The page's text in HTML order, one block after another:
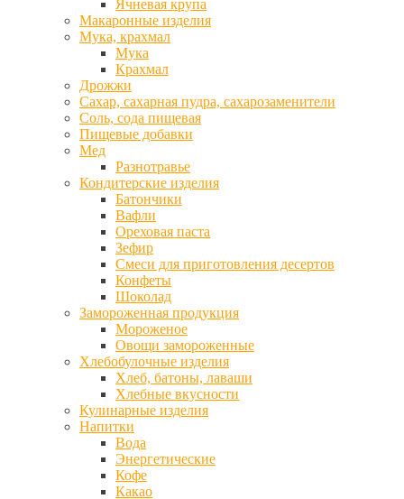
Ячневая крупа
Макаронные изделия
Мука, крахмал
Мука
Крахмал
Дрожжи
Сахар, сахарная пудра, сахарозаменители
Соль, сода пищевая
Пищевые добавки
Мед
Разнотравье
Кондитерские изделия
Батончики
Вафли
Ореховая паста
Зефир
Смеси для приготовления десертов
Конфеты
Шоколад
Замороженная продукция
Мороженое
Овощи замороженные
Хлебобулочные изделия
Хлеб, батоны, лаваши
Хлебные вкусности
Кулинарные изделия
Напитки
Вода
Энергетические
Кофе
Какао